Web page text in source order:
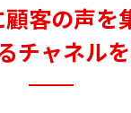
客の声を
チャネル